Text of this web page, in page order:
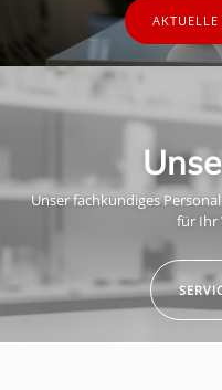
Unser fachkundiges
für Ihr